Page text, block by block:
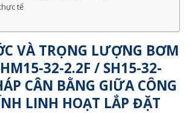
tế
VÀ TRỌNG LƯỢNG BƠM
32-2.2F / SH15-32-
CÂN BẰNG GIỮA CÔNG
LINH HOẠT LẮP ĐẶT